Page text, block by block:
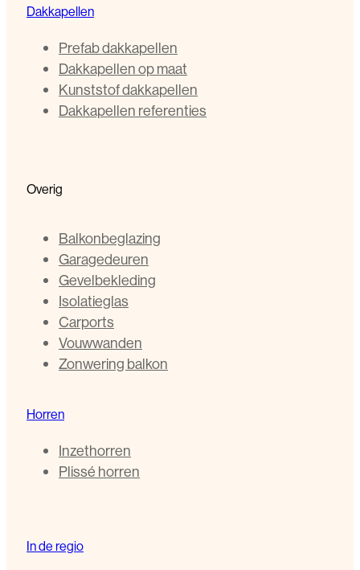
Dakkapellen
Prefab dakkapellen
Dakkapellen op maat
Kunststof dakkapellen
Dakkapellen referenties
Overig
Balkonbeglazing
Garagedeuren
Gevelbekleding
Isolatieglas
Carports
Vouwwanden
Zonwering balkon
Horren
Inzethorren
Plissé horren
In de regio